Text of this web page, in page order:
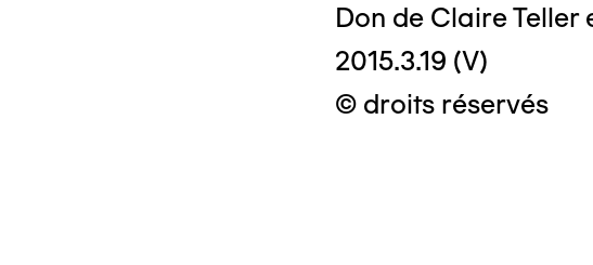
Don de Claire Teller
2015.3.19 (V)
© droits réservés